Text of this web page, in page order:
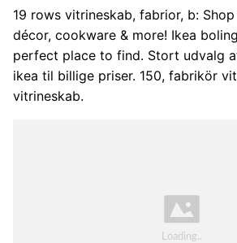
19 rows vitrineskab, fabrior, b:
décor, cookware & more! Ikea
perfect place to find. Stort udvalg
ikea til billige priser. 150, fabrikör
vitrineskab.